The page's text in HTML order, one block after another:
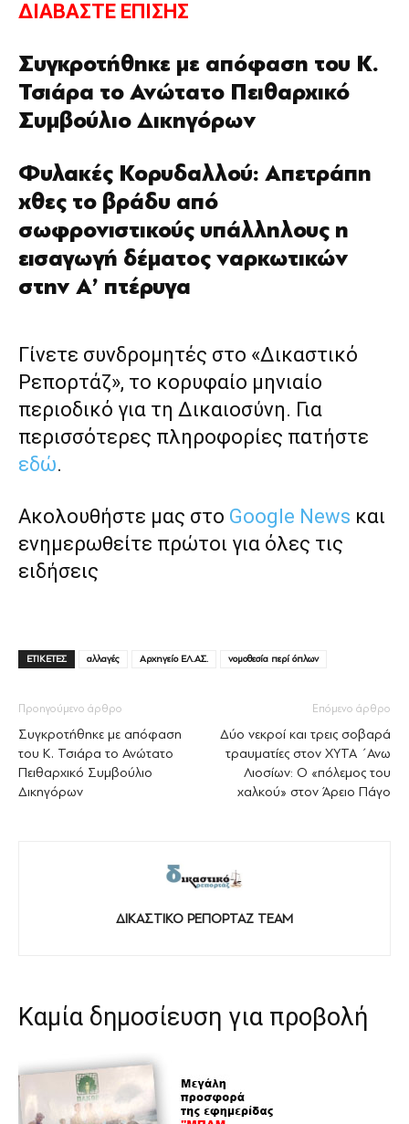
ΔΙΑΒΑΣΤΕ ΕΠΙΣΗΣ
Συγκροτήθηκε με απόφαση του Κ.
Τσιάρα το Ανώτατο Πειθαρχικό
Συμβούλιο Δικηγόρων
Φυλακές Κορυδαλλού: Απετράπη
χθες το βράδυ από
σωφρονιστικούς υπάλληλους η
εισαγωγή δέματος ναρκωτικών
στην Α’ πτέρυγα
Γίνετε συνδρομητές στο «Δικαστικό
Ρεπορτάζ», το κορυφαίο μηνιαίο
περιοδικό για τη Δικαιοσύνη. Για
περισσότερες πληροφορίες πατήστε
εδώ.
Ακολουθήστε μας στο Google News και
ενημερωθείτε πρώτοι για όλες τις
ειδήσεις
ΕΤΙΚΕΤΕΣ αλλαγές Αρχηγείο ΕΛ.ΑΣ. νομοθεσία περί όπλων
Προηγούμενο άρθρο
Συγκροτήθηκε με απόφαση
του Κ. Τσιάρα το Ανώτατο
Πειθαρχικό Συμβούλιο
Δικηγόρων
Επόμενο άρθρο
Δύο νεκροί και τρεις σοβαρά
τραυματίες στον ΧΥΤΑ ΄Ανω
Λιοσίων: Ο «πόλεμος του
χαλκού» στον Άρειο Πάγο
ΔΙΚΑΣΤΙΚΟ ΡΕΠΟΡΤΑΖ TEAM
Καμία δημοσίευση για προβολή